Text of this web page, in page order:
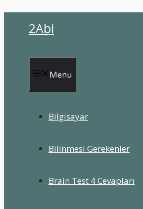
2Abi
Menu
Bilgisayar
Bilinmesi Gerekenler
Brain Test 4 Cevapları